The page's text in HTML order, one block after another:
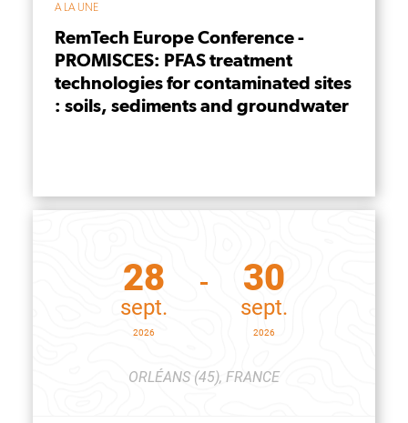
A LA UNE
RemTech Europe Conference -
PROMISCES: PFAS treatment
technologies for contaminated sites
: soils, sediments and groundwater
28
sept.
2026
30
sept.
2026
ORLÉANS (45), FRANCE